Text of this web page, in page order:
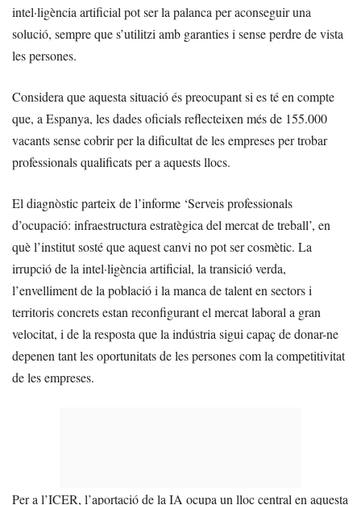
intel·ligència artificial pot ser la palanca per aconseguir una
solució, sempre que s’utilitzi amb garanties i sense perdre de vista
les persones.
Considera que aquesta situació és preocupant si es té en compte
que, a Espanya, les dades oficials reflecteixen més de 155.000
vacants sense cobrir per la dificultat de les empreses per trobar
professionals qualificats per a aquests llocs.
El diagnòstic parteix de l’informe ‘Serveis professionals
d’ocupació: infraestructura estratègica del mercat de treball’, en
què l’institut sosté que aquest canvi no pot ser cosmètic. La
irrupció de la intel·ligència artificial, la transició verda,
l’envelliment de la població i la manca de talent en sectors i
territoris concrets estan reconfigurant el mercat laboral a gran
velocitat, i de la resposta que la indústria sigui capaç de donar-ne
depenen tant les oportunitats de les persones com la competitivitat
de les empreses.
Per a l’ICER, l’aportació de la IA ocupa un lloc central en aquesta